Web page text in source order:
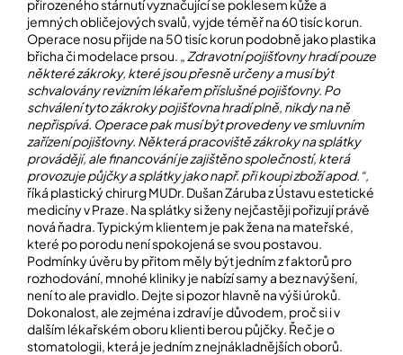
přirozeného stárnutí vyznačující se poklesem kůže a
jemných obličejových svalů, vyjde téměř na 60 tisíc korun.
Operace nosu přijde na 50 tisíc korun podobně jako plastika
břicha či modelace prsou. „ Zdravotní pojišťovny hradí pouze
některé zákroky, které jsou přesně určeny a musí být
schvalovány revizním lékařem příslušné pojišťovny. Po
schválení tyto zákroky pojišťovna hradí plně, nikdy na ně
nepřispívá. Operace pak musí být provedeny ve smluvním
zařízení pojišťovny. Některá pracoviště zákroky na splátky
provádějí, ale financování je zajištěno společností, která
provozuje půjčky a splátky jako např. při koupi zboží apod.“,
říká plastický chirurg MUDr. Dušan Záruba z Ústavu estetické
medicíny v Praze. Na splátky si ženy nejčastěji pořizují právě
nová ňadra. Typickým klientem je pak žena na mateřské,
které po porodu není spokojená se svou postavou.
Podmínky úvěru by přitom měly být jedním z faktorů pro
rozhodování, mnohé kliniky je nabízí samy a bez navýšení,
není to ale pravidlo. Dejte si pozor hlavně na výši úroků.
Dokonalost, ale zejména i zdraví je důvodem, proč si i v
dalším lékařském oboru klienti berou půjčky. Řeč je o
stomatologii, která je jedním z nejnákladnějších oborů.